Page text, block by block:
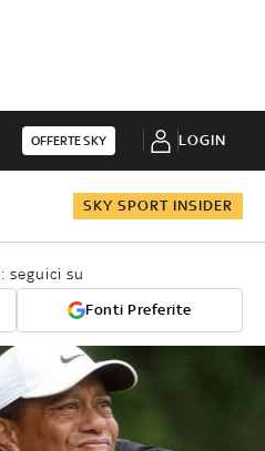
OFFERTE SKY LOGIN
SKY SPORT INSIDER
seguici su
Fonti Preferite